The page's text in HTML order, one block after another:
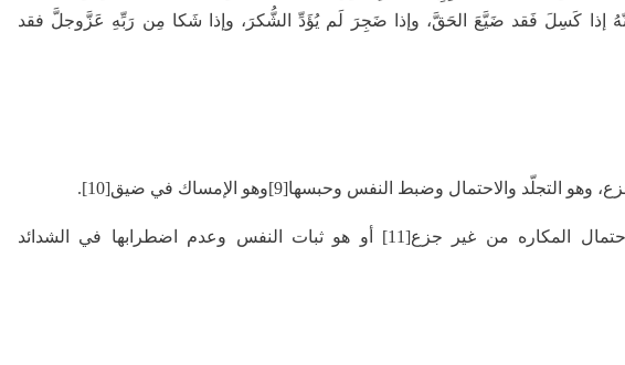
نّهُ إذا کَسِلَ فَقد ضَیَّعَ الحَقَّ، وإذا ضَجِرَ لَم یُؤَدِّ الشُّکرَ، وإذا شَکا مِن رَبِّهِ عَزَّوجلَّ فقد
والاحتمال وضبط النفس وحبسها[9]وهو الإمساك في ضيق[10].
وفي الاصطلاح الصبر هو احتمال المكاره من غير جزع[11] أو هو ثبات النفس وعدم اضطرابها في الشدائد